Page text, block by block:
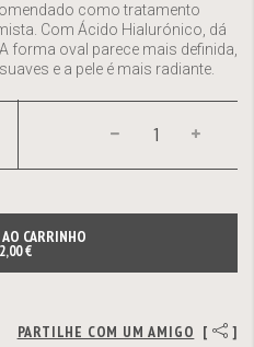
como tratamento
Com Ácido Hialurónico, dá
forma oval parece mais definida,
e a pele é mais radiante.
CARRINHO
€
PARTILHE COM UM AMIGO [ ]